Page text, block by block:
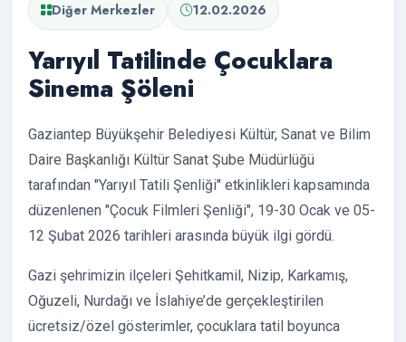
Diğer Merkezler 12.02.2026
Yarıyıl Tatilinde Çocuklara
Sinema Şöleni
Gaziantep Büyükşehir Belediyesi Kültür, Sanat ve Bilim
Daire Başkanlığı Kültür Sanat Şube Müdürlüğü
tarafından "Yarıyıl Tatili Şenliği" etkinlikleri kapsamında
düzenlenen "Çocuk Filmleri Şenliği", 19-30 Ocak ve 05-
12 Şubat 2026 tarihleri arasında büyük ilgi gördü.
Gazi şehrimizin ilçeleri Şehitkamil, Nizip, Karkamış,
Oğuzeli, Nurdağı ve İslahiye’de gerçekleştirilen
ücretsiz/özel gösterimler, çocuklara tatil boyunca